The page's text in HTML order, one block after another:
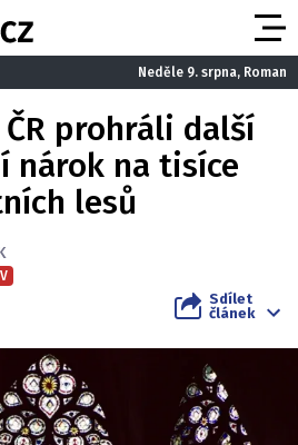
Neděle 9. srpna, Roman
prohráli další
nárok na tisíce
lesů
Sdílet
článek